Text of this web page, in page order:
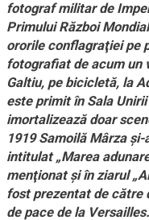
fotograf militar de
Primului Război
ororile conflagraţiei pe
fotografiat de acum un
Galtiu, pe bicicletă, la
este primit în Sala
imortalizează doar
1919 Samoilă Mârza
intitulat „Marea
menţionat şi în ziarul
fost prezentat de către
de pace de la